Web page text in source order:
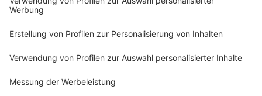
Die weiteren Termine der Comedy Camp-
Tour
Comedy Camp in Unna